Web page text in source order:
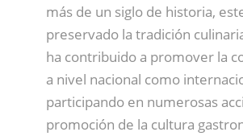
más de un siglo de historia,
preservado la tradición
ha contribuido a promover la
a nivel nacional como
participando en numerosas
promoción de la cultura